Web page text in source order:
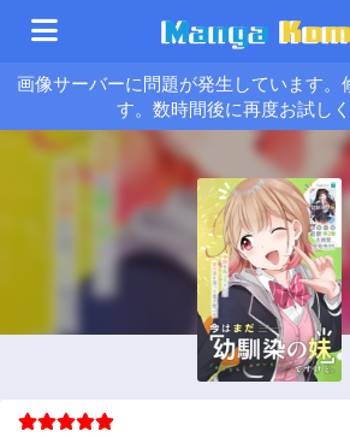
画像サーバーに問題が発生しています。
す。数時間後に再度お試しく